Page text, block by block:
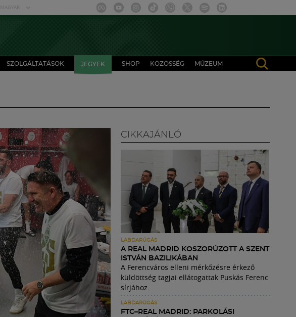
MAGYAR
SZOLGÁLTATÁSOK JEGYEK SHOP KÖZÖSSÉG MÚZEUM
CIKKAJÁNLÓ
LABDARÚGÁS
A REAL MADRID KOSZORÚZOTT A SZENT
ISTVÁN BAZILIKÁBAN
A Ferencváros elleni mérkőzésre érkező
küldöttség tagjai ellátogattak Puskás Ferenc
sírjához.
LABDARÚGÁS
FTC–REAL MADRID: PARKOLÁSI